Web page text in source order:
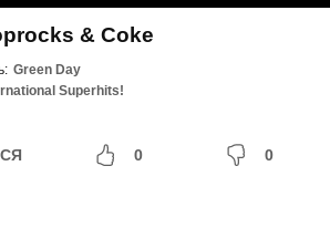
& Coke
Green Day
Superhits!
0 0